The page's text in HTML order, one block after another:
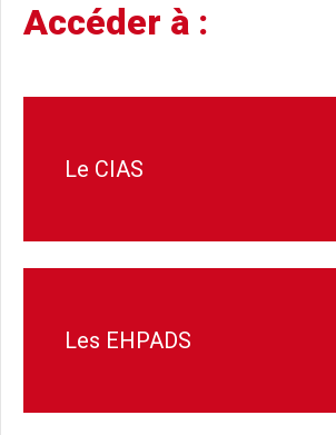
Accéder à :
Le CIAS
Les EHPADS